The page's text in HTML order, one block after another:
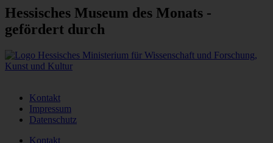
Hessisches Museum des Monats -
gefördert durch
Kontakt
Impressum
Datenschutz
Kontakt